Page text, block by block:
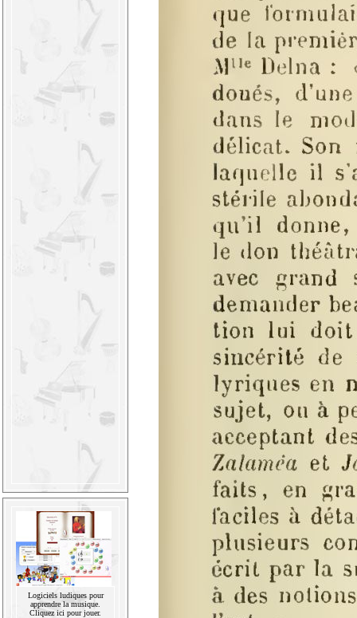
Logiciels ludiques pour
apprendre la musique.
Cliquez ici pour jouer.